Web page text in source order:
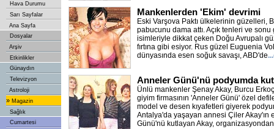
Hava Durumu
Sarı Sayfalar
Ana Sayfa
Dosyalar
Arşiv
Etkinlikler
Günaydın
Televizyon
Astroloji
» Magazin
Sağlık
Cumartesi
Mankenlerden 'Ekim' devrimi
Eski Varşova Paktı ülkelerinin güzelleri,
pabucunu dama attı. Açık tenleri ve
isimleriyle dikkat çeken Doğu Avrupalı
fırtına gibi esiyor. Rus güzel Euguenia
dünyasında esen soğuk savaşı, ABD'de
Anneler Günü'nü podyumda
Ünlü mankenler Şenay Akay, Burcu
giyim firmasının 'Anneler Günü' özel
model ve desen kıyafetleri giyerek
Antalya'da yaşayan annesi Çiler Akay'ın
Günü'nü kutlayan Akay, organizasyondan